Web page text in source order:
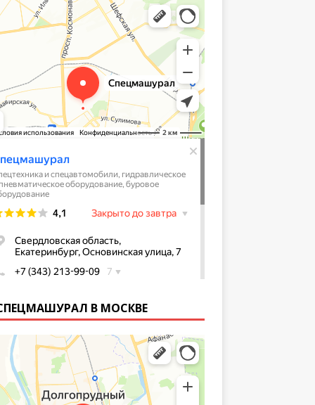
В МОСКВЕ